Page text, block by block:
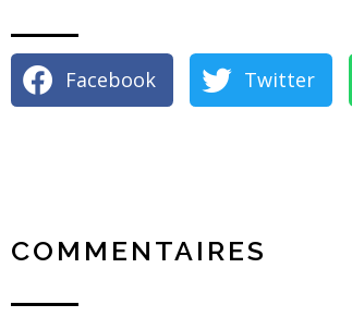
Facebook Twitter
COMMENTAIRES